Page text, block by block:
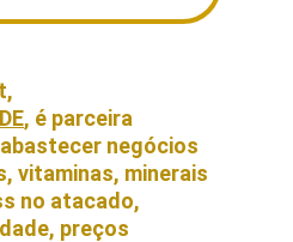
, é parceira
negócios
vitaminas, minerais
no atacado,
preços